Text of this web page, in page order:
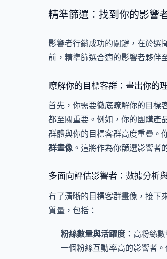
精準篩選：找到你的影響
影響者行銷成功的關鍵，在於選
前，精準篩選合適的影響者夥伴
瞭解你的目標客群：畫出你的
首先，你需要徹底瞭解你的目標
都至關重要。例如，你的團購產
群體與你的目標客群高度重疊。
群畫像 。這將作為你篩選影響者
多面向評估影響者：數據分析
有了清晰的目標客群畫像，接下
質量，包括：
粉絲數量與活躍度： 高粉絲
一個粉絲互動率高的影響者